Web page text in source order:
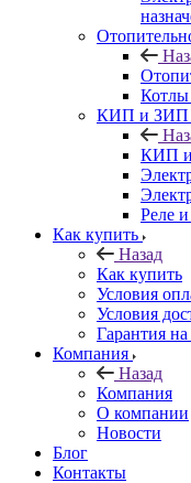
Котлы
КИП и ЗИП
КИП
Реле
Как купить
Назад
Как купить
Условия
Условия
Гарантия на
Компания
Назад
Компания
О компании
Новости
Блог
Контакты